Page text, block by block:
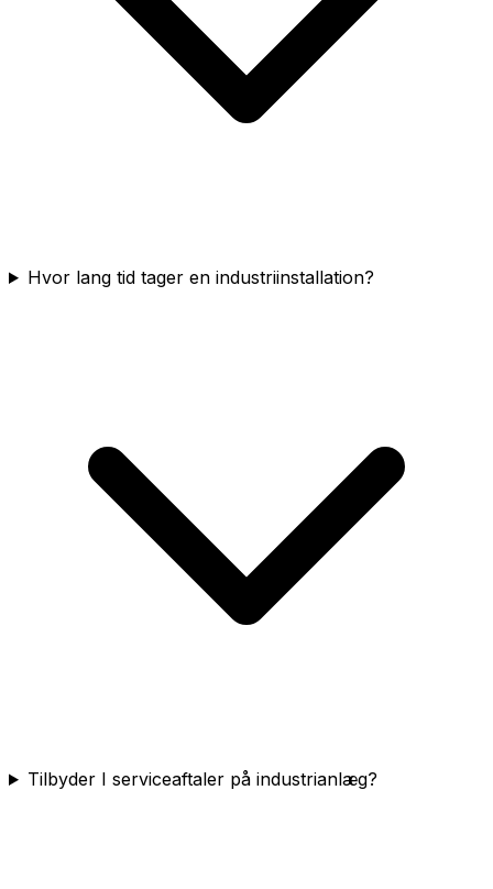
Hvor lang tid tager en industriinstallation?
Tilbyder I serviceaftaler på industrianlæg?